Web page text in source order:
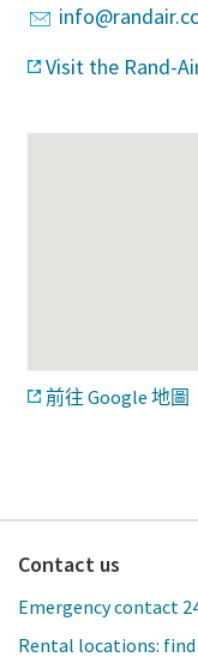
Visit the Rand-
前往 Google 地圖
Contact us
Emergency contact
Rental locations: